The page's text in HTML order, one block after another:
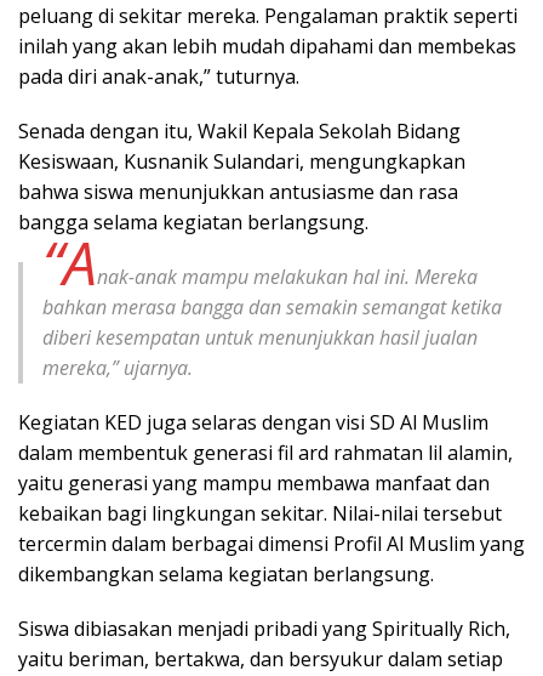
peluang di sekitar mereka. Pengalaman praktik seperti
inilah yang akan lebih mudah dipahami dan membekas
pada diri anak-anak,” tuturnya.
Senada dengan itu, Wakil Kepala Sekolah Bidang
Kesiswaan, Kusnanik Sulandari, mengungkapkan
bahwa siswa menunjukkan antusiasme dan rasa
bangga selama kegiatan berlangsung.
“Anak-anak mampu melakukan hal ini. Mereka
bahkan merasa bangga dan semakin semangat ketika
diberi kesempatan untuk menunjukkan hasil jualan
mereka,” ujarnya.
Kegiatan KED juga selaras dengan visi SD Al Muslim
dalam membentuk generasi fil ard rahmatan lil alamin,
yaitu generasi yang mampu membawa manfaat dan
kebaikan bagi lingkungan sekitar. Nilai-nilai tersebut
tercermin dalam berbagai dimensi Profil Al Muslim yang
dikembangkan selama kegiatan berlangsung.
Siswa dibiasakan menjadi pribadi yang Spiritually Rich,
yaitu beriman, bertakwa, dan bersyukur dalam setiap